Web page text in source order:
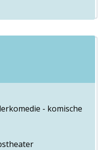
- komische